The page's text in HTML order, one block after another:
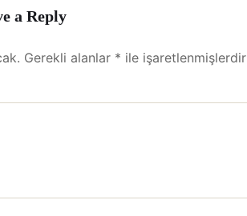
a Reply
Gerekli alanlar * ile işaretlenmişlerdir